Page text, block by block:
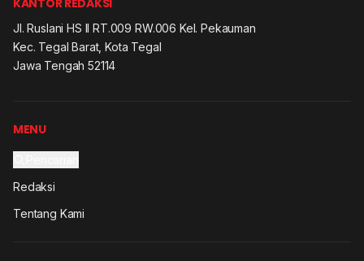
KANTOR REDAKSI
Jl. Ruslani HS II RT.009 RW.006 Kel. Pekauman
Kec. Tegal Barat, Kota Tegal
Jawa Tengah 52114
MENU
Redaksi
Tentang Kami